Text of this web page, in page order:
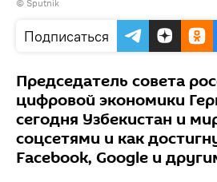
© Sputnik
Подписаться
Председатель совета
цифровой экономики
сегодня Узбекистан и
соцсетями и как
Facebook, Google и